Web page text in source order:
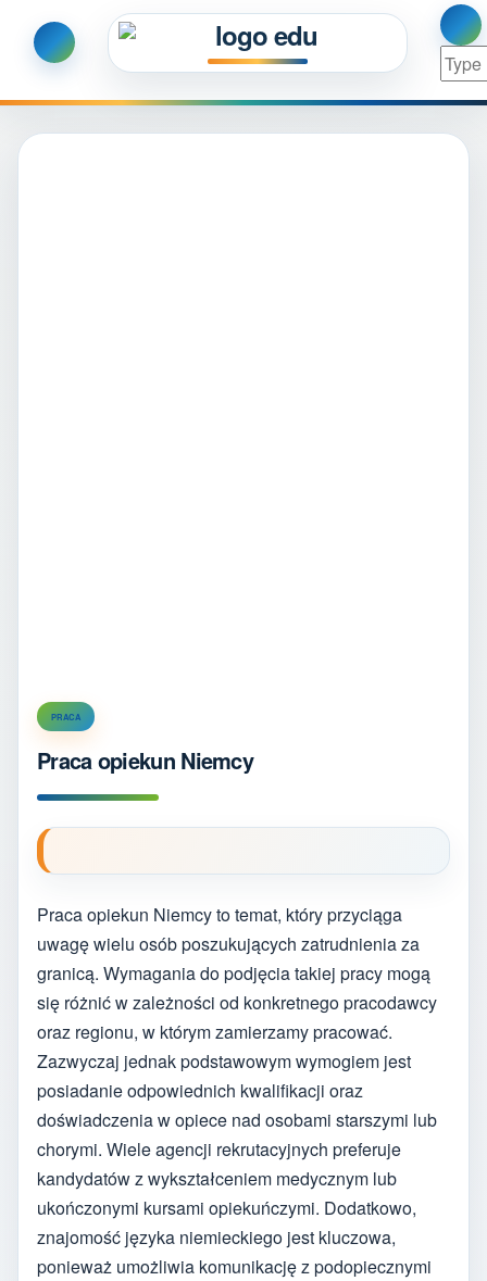
PRACA
Praca opiekun Niemcy
Praca opiekun Niemcy to temat, który przyciąga
uwagę wielu osób poszukujących zatrudnienia za
granicą. Wymagania do podjęcia takiej pracy mogą
się różnić w zależności od konkretnego pracodawcy
oraz regionu, w którym zamierzamy pracować.
Zazwyczaj jednak podstawowym wymogiem jest
posiadanie odpowiednich kwalifikacji oraz
doświadczenia w opiece nad osobami starszymi lub
chorymi. Wiele agencji rekrutacyjnych preferuje
kandydatów z wykształceniem medycznym lub
ukończonymi kursami opiekuńczymi. Dodatkowo,
znajomość języka niemieckiego jest kluczowa,
ponieważ umożliwia komunikację z podopiecznymi